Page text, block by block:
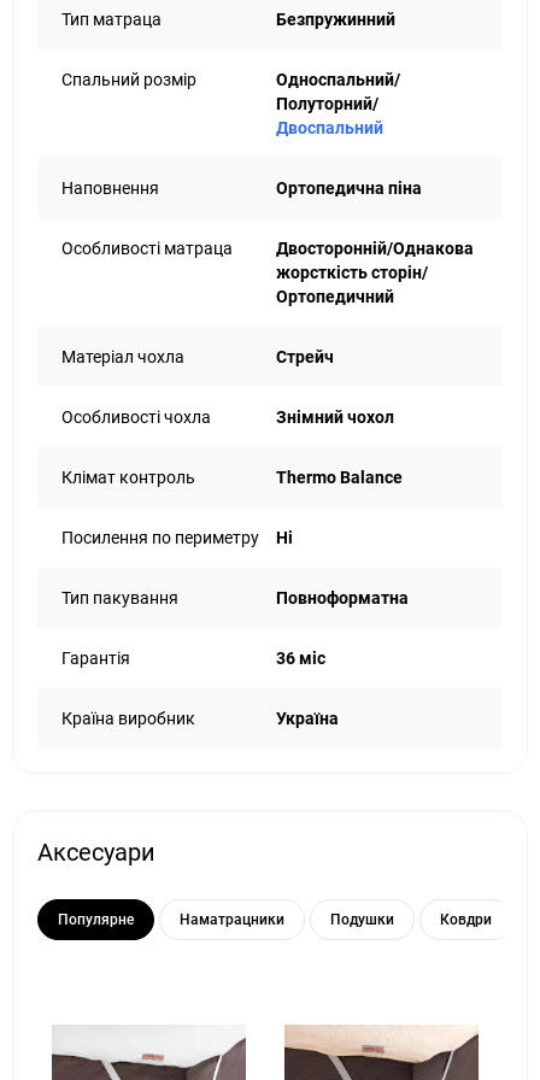
Тип матраца Безпружинний
Спальний розмір
Односпальний/
Полуторний/
Двоспальний
Наповнення Ортопедична піна
Особливості матраца
Двосторонній/Однакова
жорсткість сторін/
Ортопедичний
Матеріал чохла Стрейч
Особливості чохла Знімний чохол
Клімат контроль Thermo Ваlаnсе
Посилення по периметру Ні
Тип пакування Повноформатна
Гарантія 36 міс
Країна виробник Україна
Аксесуари
Популярне Наматрацники Подушки Ковдри